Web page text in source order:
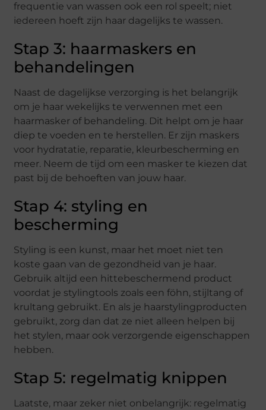
frequentie van wassen ook een rol speelt; niet
iedereen hoeft zijn haar dagelijks te wassen.
Stap 3: haarmaskers en
behandelingen
Naast de dagelijkse verzorging is het belangrijk
om je haar wekelijks te verwennen met een
haarmasker of behandeling. Dit helpt om je haar
diep te voeden en te herstellen. Er zijn maskers
voor hydratatie, reparatie, kleurbescherming en
meer. Neem de tijd om een masker te kiezen dat
past bij de behoeften van jouw haar.
Stap 4: styling en
bescherming
Styling is een kunst, maar het moet niet ten
koste gaan van de gezondheid van je haar.
Gebruik altijd een hittebeschermend product
voordat je stylingtools zoals een föhn, stijltang of
krultang gebruikt. En als je haarstylingproducten
gebruikt, zorg dan dat ze niet alleen helpen bij
het stylen, maar ook verzorgende eigenschappen
hebben.
Stap 5: regelmatig knippen
Laatste, maar zeker niet onbelangrijk: regelmatig